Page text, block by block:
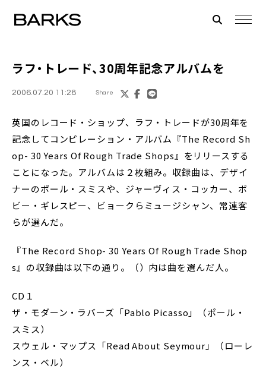
ラフ・トレード、30周年記念アルバムを
2006.07.20 11:28 Share
英国のレコード・ショップ、ラフ・トレードが30周年を
記念してコンピレーション・アルバム『The Record Sh
op- 30 Years Of Rough Trade Shops』をリリースする
ことになった。アルバムは２枚組み。収録曲は、デザイ
ナーのポール・スミスや、ジャーヴィス・コッカー、ボ
ビー・ギレスピー、ビョークらミュージシャン、常連客
らが選んだ。
『The Record Shop- 30 Years Of Rough Trade Shop
s』の収録曲は以下の通り。（）内は曲を選んだ人。
CD１
ザ・モダーン・ラバーズ「Pablo Picasso」（ポール・
スミス）
スウェル・マップス「Read About Seymour」（ローレ
ンス・ベル）